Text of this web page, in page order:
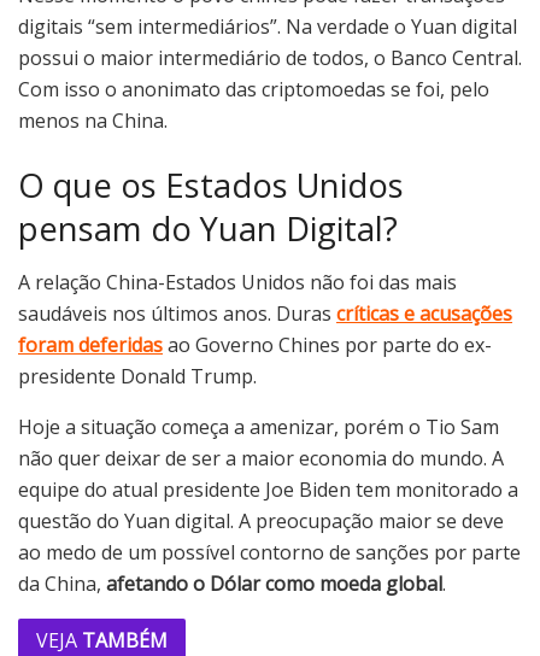
digitais “sem intermediários”. Na verdade o Yuan digital
possui o maior intermediário de todos, o Banco Central.
Com isso o anonimato das criptomoedas se foi, pelo
menos na China.
O que os Estados Unidos
pensam do Yuan Digital?
A relação China-Estados Unidos não foi das mais
saudáveis nos últimos anos. Duras críticas e acusações
foram deferidasao Governo Chines por parte do ex-
presidente Donald Trump.
Hoje a situação começa a amenizar, porém o Tio Sam
não quer deixar de ser a maior economia do mundo. A
equipe do atual presidente Joe Biden tem monitorado a
questão do Yuan digital. A preocupação maior se deve
ao medo de um possível contorno de sanções por parte
da China, afetando o Dólar como moeda global.
VEJA TAMBÉM